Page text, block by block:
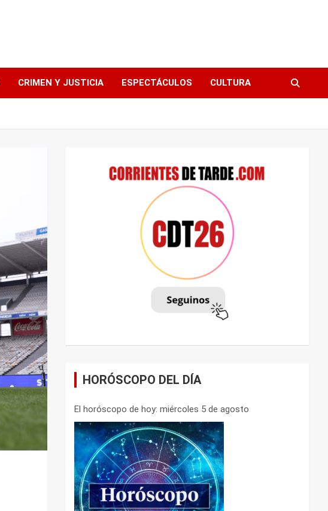
CRIMEN Y JUSTICIA ESPECTÁCULOS CULTURA
HORÓSCOPO DEL DÍA
El horóscopo de hoy: miércoles 5 de agosto